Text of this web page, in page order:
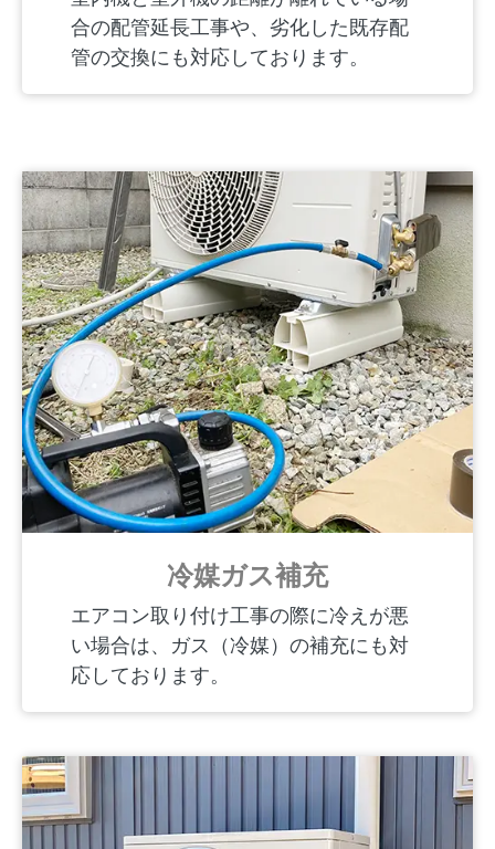
合の配管延長工事や、劣化した既存配
管の交換にも対応しております。
冷媒ガス補充
エアコン取り付け工事の際に冷えが悪
い場合は、ガス（冷媒）の補充にも対
応しております。